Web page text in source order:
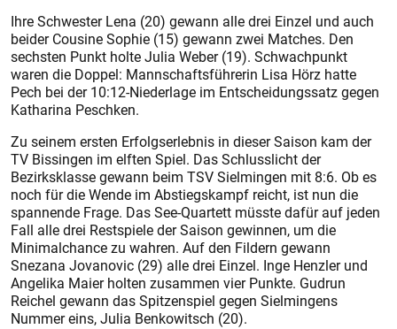
Ihre Schwester Lena (20) gewann alle drei Einzel und auch
beider Cousine Sophie (15) gewann zwei Matches. Den
sechsten Punkt holte Julia Weber (19). Schwachpunkt
waren die Doppel: Mannschaftsführerin Lisa Hörz hatte
Pech bei der 10:12-Niederlage im Entscheidungssatz gegen
Katharina Peschken.
Zu seinem ersten Erfolgserlebnis in dieser Saison kam der
TV Bissingen im elften Spiel. Das Schlusslicht der
Bezirksklasse gewann beim TSV Siel­mingen mit 8:6. Ob es
noch für die Wende im Abstiegskampf reicht, ist nun die
spannende Frage. Das See-Quartett müsste dafür auf jeden
Fall alle drei Restspiele der Saison gewinnen, um die
Minimalchance zu wahren. Auf den Fildern gewann
Snezana Jovanovic (29) alle drei Einzel. Inge Henzler und
Angelika Maier holten zusammen vier Punkte. Gudrun
Reichel gewann das Spitzenspiel gegen Sielmingens
Nummer eins, Julia Benkowitsch (20).